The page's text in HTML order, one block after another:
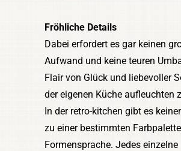
Fröhliche Details
Dabei erfordert es gar keinen
Aufwand und keine teuren
Flair von Glück und liebevoller
der eigenen Küche aufleuchten
In der retro-kitchen gibt es
zu einer bestimmten
Formensprache. Jedes einzelne